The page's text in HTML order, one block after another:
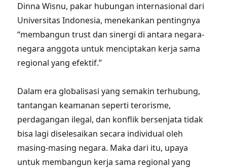
Dinna Wisnu, pakar hubungan internasional dari
Universitas Indonesia, menekankan pentingnya
“membangun trust dan sinergi di antara negara-
negara anggota untuk menciptakan kerja sama
regional yang efektif.”
Dalam era globalisasi yang semakin terhubung,
tantangan keamanan seperti terorisme,
perdagangan ilegal, dan konflik bersenjata tidak
bisa lagi diselesaikan secara individual oleh
masing-masing negara. Maka dari itu, upaya
untuk membangun kerja sama regional yang